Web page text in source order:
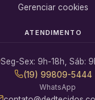
Gerenciar cookies
ATENDIMENTO
Seg-Sex: 9h-18h, Sáb:
(19) 99809-5444
WhatsApp